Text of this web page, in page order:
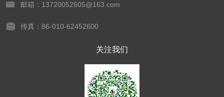
邮箱：13720052605@163.com
传真：86-010-62452600
关注我们